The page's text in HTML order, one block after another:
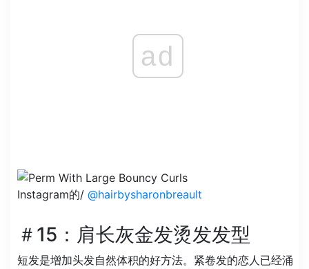
ad
Instagram的/ @hairbysharonbreault
＃15：肩长灰金发烫发发型
短发是增加头发自然体积的好方法。紧卷发的恋人已经涌